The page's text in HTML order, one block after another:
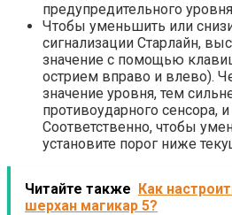
предупредительного
Чтобы уменьшить или
сигнализации Старлайн,
значение с помощью
острием вправо и влево).
значение уровня, тем
противоударного сенсора,
Соответственно, чтобы
установите порог ниже
Читайте также Как
шерхан магикар 5?